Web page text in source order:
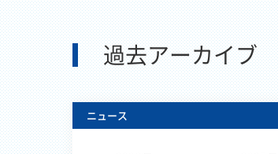
過去アーカイブ
ニュース